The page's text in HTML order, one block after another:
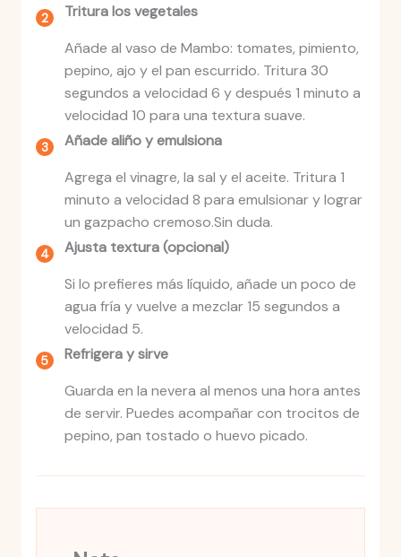
Tritura los vegetales
Añade al vaso de Mambo: tomates, pimiento,
pepino, ajo y el pan escurrido. Tritura 30
segundos a velocidad 6 y después 1 minuto a
velocidad 10 para una textura suave.
Añade aliño y emulsiona
Agrega el vinagre, la sal y el aceite. Tritura 1
minuto a velocidad 8 para emulsionar y lograr
un gazpacho cremoso.Sin duda.
Ajusta textura (opcional)
Si lo prefieres más líquido, añade un poco de
agua fría y vuelve a mezclar 15 segundos a
velocidad 5.
Refrigera y sirve
Guarda en la nevera al menos una hora antes
de servir. Puedes acompañar con trocitos de
pepino, pan tostado o huevo picado.